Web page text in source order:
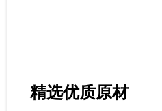
精选优质原材